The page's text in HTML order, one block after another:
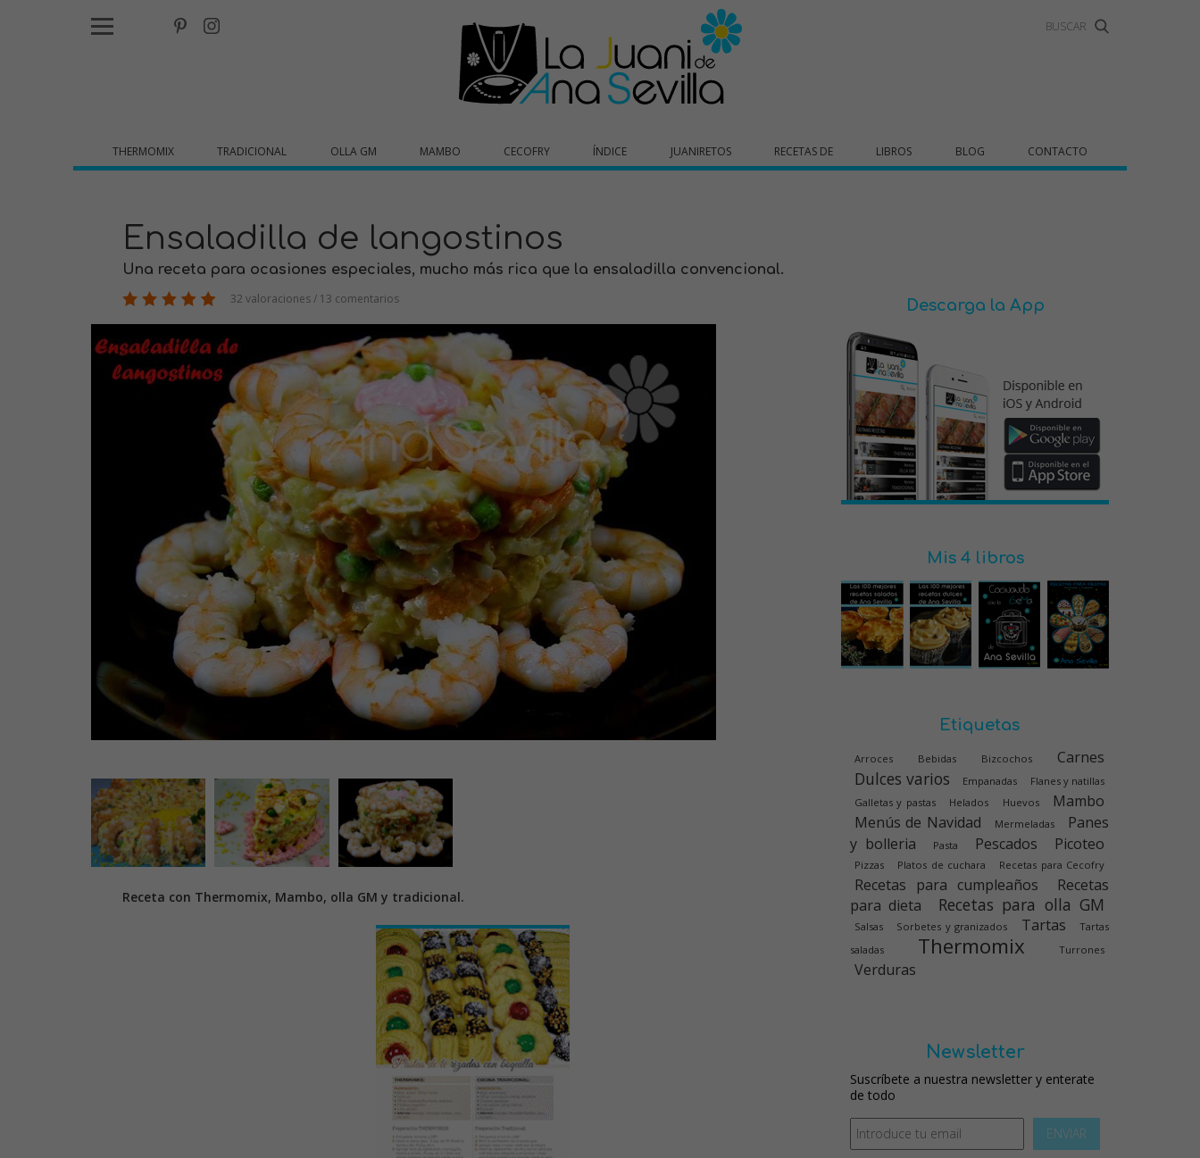
THERMOMIX TRADICIONAL OLLA GM MAMBO CECOFRY ÍNDICE JUANIRETOS RECETAS DE LIBROS BLOG CONTACTO
Ensaladilla de langostinos
Una receta para ocasiones especiales, mucho más rica que la ensaladilla convencional.
32 valoraciones / 13 comentarios
Receta con Thermomix, Mambo, olla GM y tradicional.
Descarga la App
Mis 4 libros
Etiquetas
Arroces Bebidas Bizcochos Carnes
Dulces varios Empanadas
Flanes y natillas
Galletas y pastas
Helados Huevos
Mambo
Menús de Navidad
Mermeladas
Panes
y bolleria
Pasta Pescados Picoteo
Pizzas Platos de cuchara Recetas para Cecofry
Recetas para cumpleaños
Recetas
para dieta
Recetas para olla GM
Salsas Sorbetes y granizados Tartas
Tartas
saladas
Thermomix Turrones
Verduras
Newsletter
Suscríbete a nuestra newsletter y enterate
de todo
ENVIAR